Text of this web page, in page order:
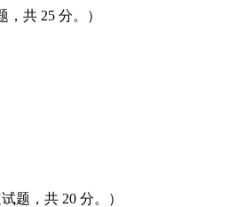
共 25 分。）
题，共 20 分。）